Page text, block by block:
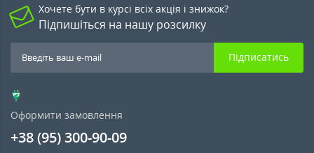
Хочете бути в курсі всіх акція і знижок?
Підпишіться на нашу розсилку
Підписатись
Оформити замовлення
+38 (95) 300-90-09